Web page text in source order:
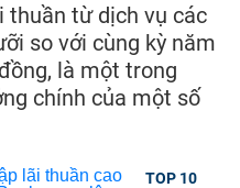
thuần từ dịch vụ các
so với cùng kỳ năm
là một trong
chính của một số
TOP 10